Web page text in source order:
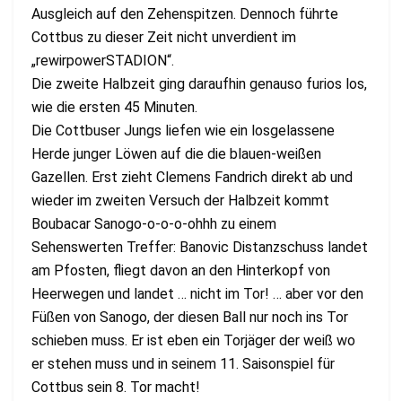
Ausgleich auf den Zehenspitzen. Dennoch führte
Cottbus zu dieser Zeit nicht unverdient im
„rewirpowerSTADION“.
Die zweite Halbzeit ging daraufhin genauso furios los,
wie die ersten 45 Minuten.
Die Cottbuser Jungs liefen wie ein losgelassene
Herde junger Löwen auf die die blauen-weißen
Gazellen. Erst zieht Clemens Fandrich direkt ab und
wieder im zweiten Versuch der Halbzeit kommt
Boubacar Sanogo-o-o-o-ohhh zu einem
Sehenswerten Treffer: Banovic Distanzschuss landet
am Pfosten, fliegt davon an den Hinterkopf von
Heerwegen und landet … nicht im Tor! … aber vor den
Füßen von Sanogo, der diesen Ball nur noch ins Tor
schieben muss. Er ist eben ein Torjäger der weiß wo
er stehen muss und in seinem 11. Saisonspiel für
Cottbus sein 8. Tor macht!